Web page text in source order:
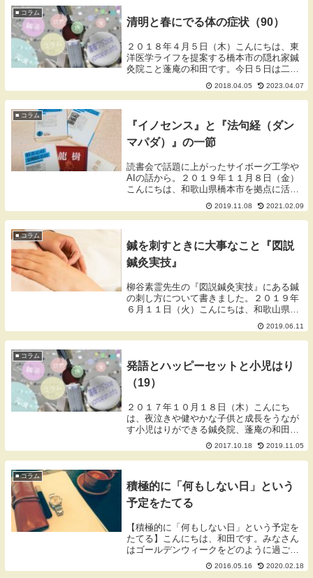
■ コラム
清明と春にでる体の症状（90）
２０１８年４月５日（木）こんにちは、東
洋医学ライフを提案する橋本市の隠れ家鍼
灸院こと蓬庵の和田です。今日５日は二十
四節気の一つの「清明」です。万物（すべ
てのもの、人間も動植物も）がエネルギー
にあふれ、活き活きと輝く美しい季節で
2018.04.05 2023.04.07
■ コラム
『イノセンス』と『法句経（ダン
マパダ）』の一節
読書会で話題に上がったサイボーグ工学や
AIの話から。２０１９年１１月８日（金）
こんにちは、和歌山県橋本市を拠点に活動
しております蓬庵（よもぎあん）のワダで
す。ブログをご覧いただきありがとうござ
います。読書会とダンマパダ読書会読書が
2019.11.08 2021.02.09
■ コラム
鍼を刺すときに大事なこと『図説
鍼灸実技』
柳谷素霊先生の『図説鍼灸実技』にある鍼
の刺し方について書きました。２０１９年
６月１１日（火）こんにちは、和歌山県橋
本市を拠点に活動しております蓬庵（よも
ぎあん）のワダです。ブログをご覧いただ
きありがとうございます。鍼を刺すときに
2019.06.11
■ コラム
発語とハッピーセットと小児はり
（19）
２０１７年１０月１８日（木）こんにち
は、夜泣きや健やかな子供と成長をうなが
す小児はりができる鍼灸院、蓬庵の和田で
す。発語や言葉の発達はお子さんにより大
きく差があります。１歳の半ばから意味の
ある単語を話すようになり、早いお子さん
2017.10.18 2019.11.05
■ コラム
積極的に「何もしない日」という
予定をたてる
【積極的に「何もしない日」という予定を
たてる】こんにちは、和田です。みなさん
はゴールデンウィークをどのように過ごさ
れていますか？複数のコンサルタントさん
方の投稿をみていますと、「成功したい人
2016.05.16 2020.02.18